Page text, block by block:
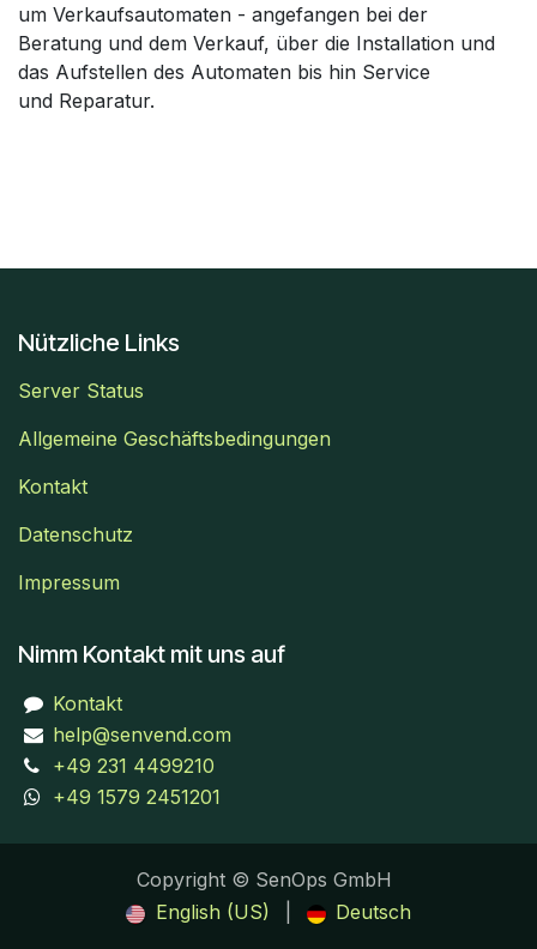
um Verkaufsautomaten - angefangen bei der
Beratung und dem Verkauf, über die Installation und
das Aufstellen des Automaten bis hin Service
und Reparatur.
Nützliche Links
Server Status
Allgemeine Geschäftsbedingungen
Kontakt
Datenschutz
Impressum
Nimm Kontakt mit uns auf
Kontakt
help@senvend.com
+49 231 4499210
+49 1579 2451201
Copyright © SenOps GmbH
English (US)
Deutsch